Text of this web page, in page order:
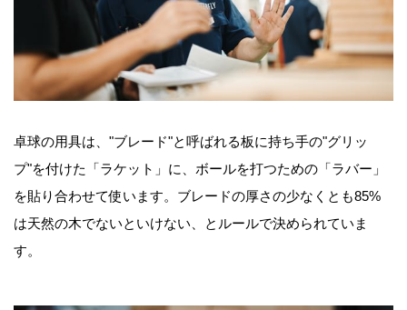
卓球の用具は、"ブレード"と呼ばれる板に持ち手の"グリッ
プ"を付けた「ラケット」に、ボールを打つための「ラバー」
を貼り合わせて使います。ブレードの厚さの少なくとも85%
は天然の木でないといけない、とルールで決められていま
す。